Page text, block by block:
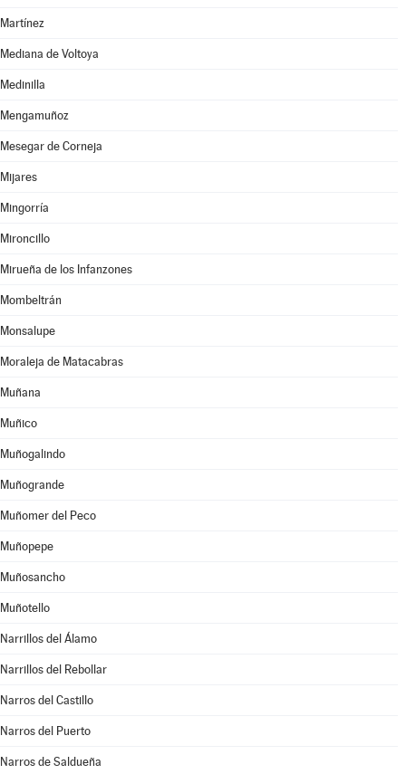
Martínez
Mediana de Voltoya
Medinilla
Mengamuñoz
Mesegar de Corneja
Mijares
Mingorría
Mironcillo
Mirueña de los Infanzones
Mombeltrán
Monsalupe
Moraleja de Matacabras
Muñana
Muñico
Muñogalindo
Muñogrande
Muñomer del Peco
Muñopepe
Muñosancho
Muñotello
Narrillos del Álamo
Narrillos del Rebollar
Narros del Castillo
Narros del Puerto
Narros de Saldueña